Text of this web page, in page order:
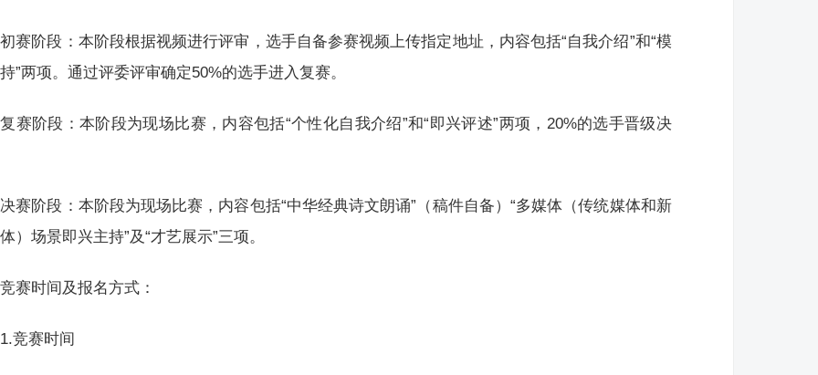
初赛阶段：本阶段根据视频进行评审，选手自备参赛视频上传指定地址，内容包括“自我介绍”和“模
”两项。通过评委评审确定50%的选手进入复赛。
复赛阶段：本阶段为现场比赛，内容包括“个性化自我介绍”和“即兴评述”两项，20%的选手晋级决
决赛阶段：本阶段为现场比赛，内容包括“中华经典诗文朗诵”（稿件自备）“多媒体（传统媒体和新
）场景即兴主持”及“才艺展示”三项。
竞赛时间及报名方式：
1.竞赛时间